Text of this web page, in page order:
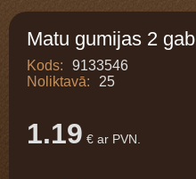
Matu gumijas 2 gab
Kods:
9133546
Noliktavā:
25
1.19 € ar PVN.